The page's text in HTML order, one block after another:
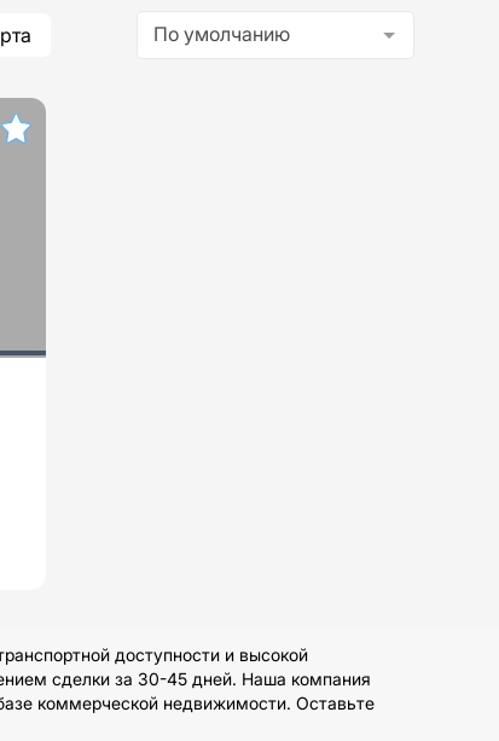
По умолчанию
доступности и высокой
сделки за 30-45 дней. Наша компания
коммерческой недвижимости. Оставьте